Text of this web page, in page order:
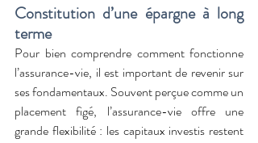
Constitution d’une épargne à long
terme
Pour bien comprendre comment fonctionne
l’assurance-vie, il est important de revenir sur
ses fondamentaux. Souvent perçue comme un
placement figé, l’assurance-vie offre une
grande flexibilité : les capitaux investis restent